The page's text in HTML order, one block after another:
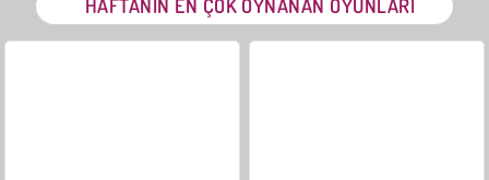
HAFTANIN EN ÇOK OYNANAN OYUNLARI